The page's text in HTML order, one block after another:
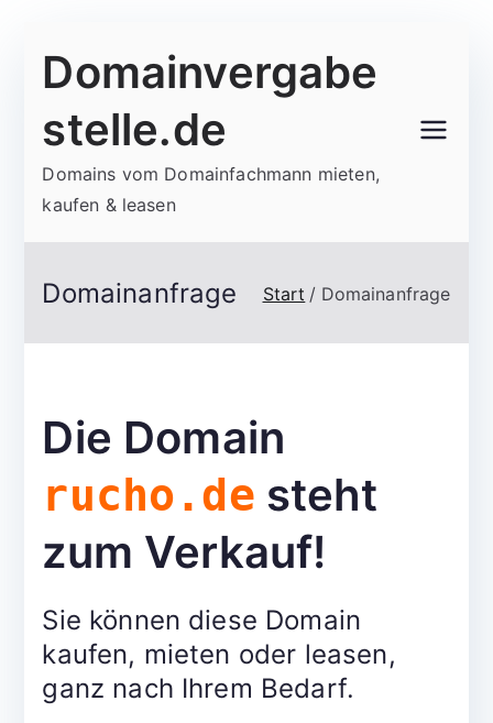
Inhalt
Domainvergabe
stelle.de
Domains vom Domainfachmann mieten,
kaufen & leasen
Domainanfrage Start Domainanfrage
Die Domain
rucho.de steht
zum Verkauf!
Sie können diese Domain
kaufen, mieten oder leasen,
ganz nach Ihrem Bedarf.